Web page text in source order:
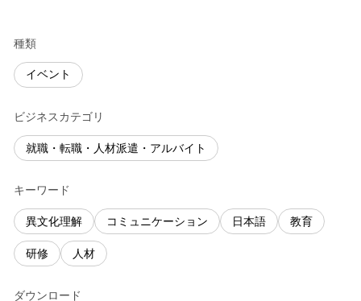
種類
イベント
ビジネスカテゴリ
就職・転職・人材派遣・アルバイト
キーワード
異文化理解 コミュニケーション 日本語 教育
研修 人材
ダウンロード